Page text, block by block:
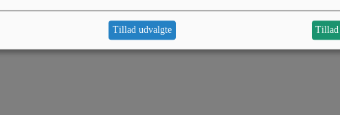
Tillad udvalgte Tillad